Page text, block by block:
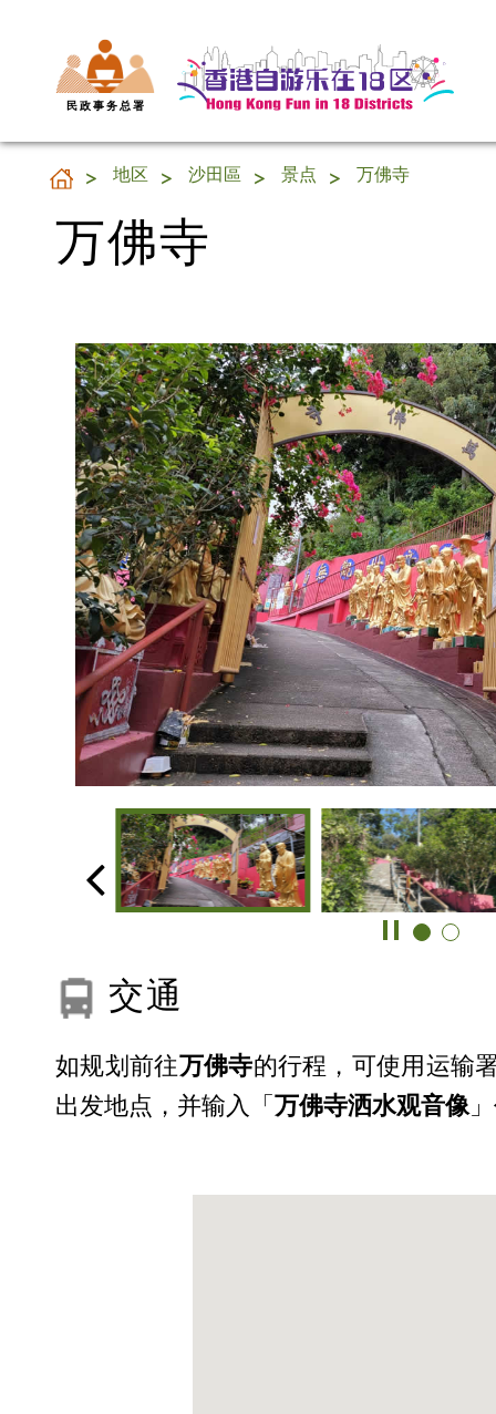
民 政 事 务 总 署
万佛寺
地区 沙田區 景点 万佛寺
万佛寺
交通
如规划前往万佛寺的行程，可使用运输
出发地点，并输入「 万佛寺洒水观音像